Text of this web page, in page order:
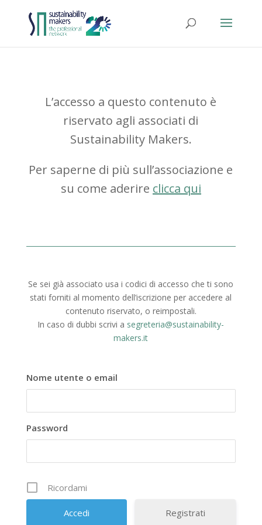
L’accesso a questo contenuto è
riservato agli associati di
Sustainability Makers.
Per saperne di più sull’associazione e
su come aderire clicca qui
Se sei già associato usa i codici di accesso che ti sono
stati forniti al momento dell’iscrizione per accedere al
contenuto riservato, o reimpostali.
In caso di dubbi scrivi a segreteria@sustainability-
makers.it
Nome utente o email
Password
Ricordami
Registrati